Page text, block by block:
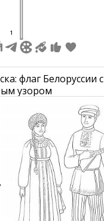
1
флаг Белоруссии с
узором